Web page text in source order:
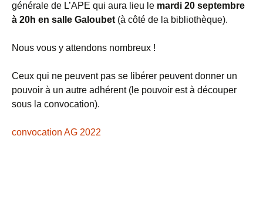
générale de L’APE qui aura lieu le mardi 20 septembre
à 20h en salle Galoubet (à côté de la bibliothèque).
Nous vous y attendons nombreux !
Ceux qui ne peuvent pas se libérer peuvent donner un
pouvoir à un autre adhérent (le pouvoir est à découper
sous la convocation).
convocation AG 2022